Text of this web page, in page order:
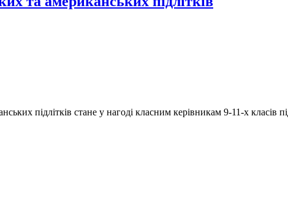
підлітків стане у нагоді класним керівникам 9-11-х класів